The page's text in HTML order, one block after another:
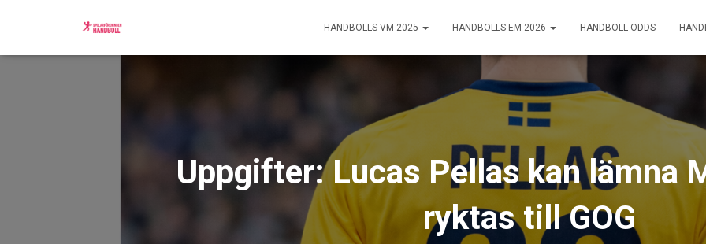
HANDBOLLS VM 2025 HANDBOLLS EM 2026 HANDBOLL ODDS
Uppgifter: Lucas Pellas kan lämna
ryktas till GOG